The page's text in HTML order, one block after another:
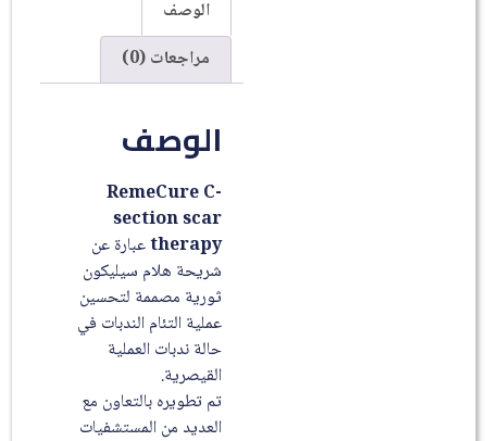
الوصف
مراجعات (0)
الوصف
RemeCure C-
section scar
therapyعبارة عن
شريحة هلام سيليكون
ثورية مصممة لتحسين
عملية التئام الندبات في
حالة ندبات العملية
القيصرية.
تم تطويره بالتعاون مع
العديد من المستشفيات